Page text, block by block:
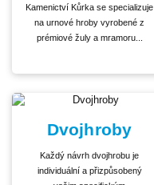
Kamenictví Kůrka se specializuje
na urnové hroby vyrobené z
prémiové žuly a mramoru...
Dvojhroby
Každý návrh dvojhrobu je
individuální a přizpůsobený